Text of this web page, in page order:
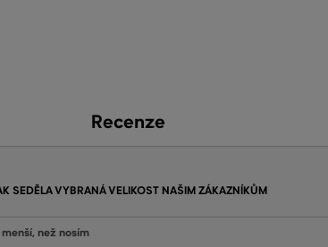
Recenze
SEDĚLA VYBRANÁ VELIKOST NAŠIM ZÁKAZNÍKŮM
než nosím